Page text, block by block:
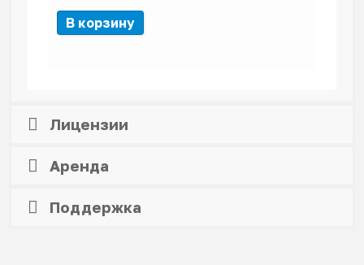
В корзину
Лицензии
Аренда
Поддержка